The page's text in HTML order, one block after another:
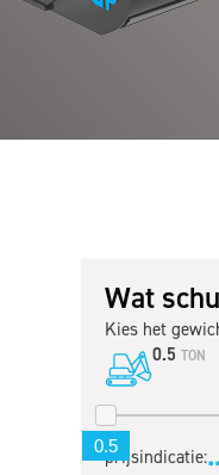
Wat
Kies het
0.5 TON
prijsindicatie: